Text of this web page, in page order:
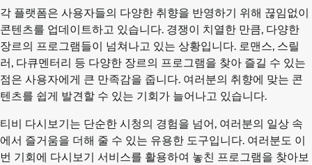
각 플랫폼은 사용자들의 다양한 취향을 반영하기 위해 끊임없이
콘텐츠를 업데이트하고 있습니다. 경쟁이 치열한 만큼, 다양한
장르의 프로그램들이 넘쳐나고 있는 상황입니다. 로맨스, 스릴
러, 다큐멘터리 등 다양한 장르의 프로그램을 찾아 즐길 수 있는
점은 사용자에게 큰 만족감을 줍니다. 여러분의 취향에 맞는 콘
텐츠를 쉽게 발견할 수 있는 기회가 늘어나고 있습니다.
티비 다시보기는 단순한 시청의 경험을 넘어, 여러분의 일상 속
에서 즐거움을 더해 줄 수 있는 유용한 도구입니다. 여러분도 이
번 기회에 다시보기 서비스를 활용하여 놓친 프로그램을 찾아보